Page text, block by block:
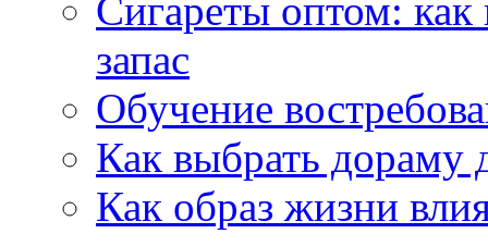
Сигареты оптом:
запас
Обучение
Как выбрать дораму
Как образ жизни